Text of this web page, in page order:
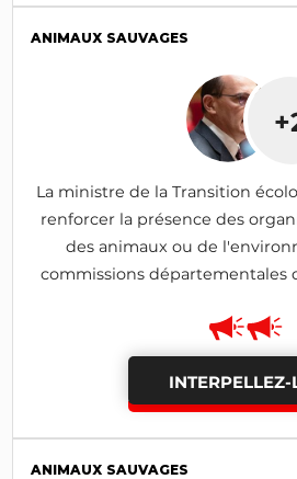
ANIMAUX SAUVAGES
La ministre de la Transition
renforcer la présence des
des animaux ou de
commissions départementales
INTERPELLEZ-
ANIMAUX SAUVAGES